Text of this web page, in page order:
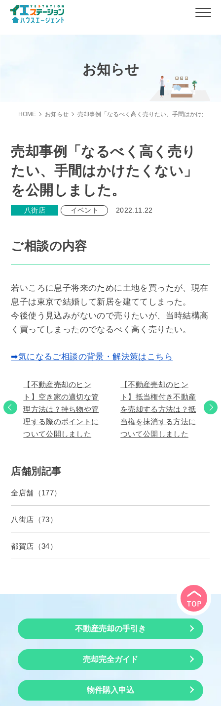
お知らせ
HOME お知らせ 売却事例「なるべく高く売りたい、手間はかけたく
売却事例「なるべく高く売り
たい、手間はかけたくない」
を公開しました。
八街店 イベント 2022.11.22
ご相談の内容
若いころに息子将来のために土地を買ったが、現在
息子は東京で結婚して新居を建ててしまった。
今後使う見込みがないので売りたいが、当時結構高
く買ってしまったのでなるべく高く売りたい。
➡気になるご相談の背景・解決策はこちら
【不動産売却のヒン
ト】空き家の適切な管
理方法は？持ち物や管
理する際のポイントに
ついて公開しました
【不動産売却のヒン
ト】抵当権付き不動産
を売却する方法は？抵
当権を抹消する方法に
ついて公開しました
店舗別記事
全店舗（177）
八街店（73）
都賀店（34）
不動産売却の手引き
売却完全ガイド
物件購入申込